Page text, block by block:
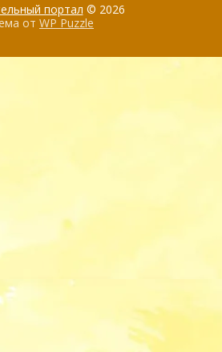
портал © 2026
от WP Puzzle